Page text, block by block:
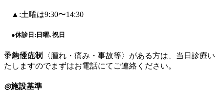
▲:土曜は9:30〜14:30
●休診日:日曜､祝日
予約優先制
※急性症状〈腫れ・痛み・事故等〉がある方は、当日診療い
たしますのでまずはお電話にてご連絡ください。
◎施設基準